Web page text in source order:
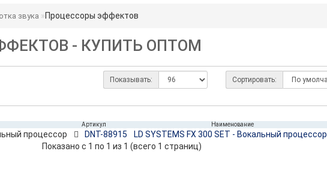
звука Процессоры эффектов
- КУПИТЬ ОПТОМ
Сортировать:
Показывать:
Артикул Наименование
DNT-88915 LD SYSTEMS FX 300 SET - Вокальный процессор
Показано с 1 по 1 из 1 (всего 1 страниц)